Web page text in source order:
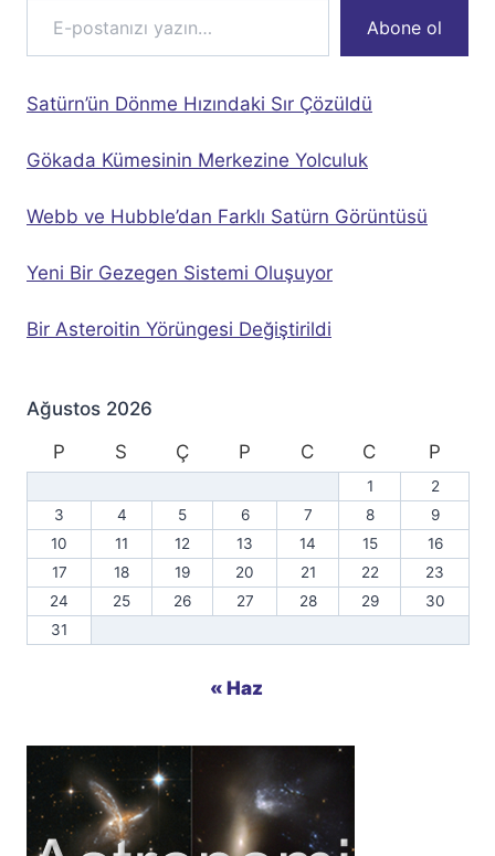
Abone ol
Satürn’ün Dönme Hızındaki Sır Çözüldü
Gökada Kümesinin Merkezine Yolculuk
Webb ve Hubble’dan Farklı Satürn Görüntüsü
Yeni Bir Gezegen Sistemi Oluşuyor
Bir Asteroitin Yörüngesi Değiştirildi
Ağustos 2026
P
S Ç P C C P
1
2
3
4 5 6 7 8
9
10
11 12 13 14 15
16
17
18 19 20 21 22
23
24
25 26 27 28 29
30
31
« Haz